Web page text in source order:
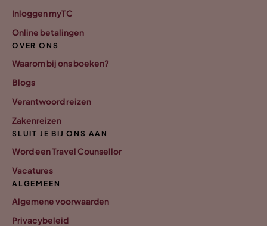
Inloggen myTC
Online betalingen
OVER ONS
Waarom bij ons boeken?
Blogs
Verantwoord reizen
Zakenreizen
SLUIT JE BIJ ONS AAN
Word een Travel Counsellor
Vacatures
ALGEMEEN
Algemene voorwaarden
Privacybeleid